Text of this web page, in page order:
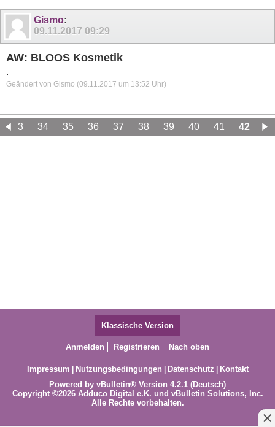
Gismo:
09.11.2017 09:29
AW: BLOOS Kosmetik
.
Geändert von Gismo (09.11.2017 um 13:52 Uhr)
33 34 35 36 37 38 39 40 41 42
Klassische Version
Anmelden Registrieren Nach oben
Impressum Nutzungsbedingungen Datenschutz
Kontakt
Powered by vBulletin® Version 4.2.1 (Deutsch)
Copyright ©2026 Adduco Digital e.K. und vBulletin Solutions, Inc.
Alle Rechte vorbehalten.